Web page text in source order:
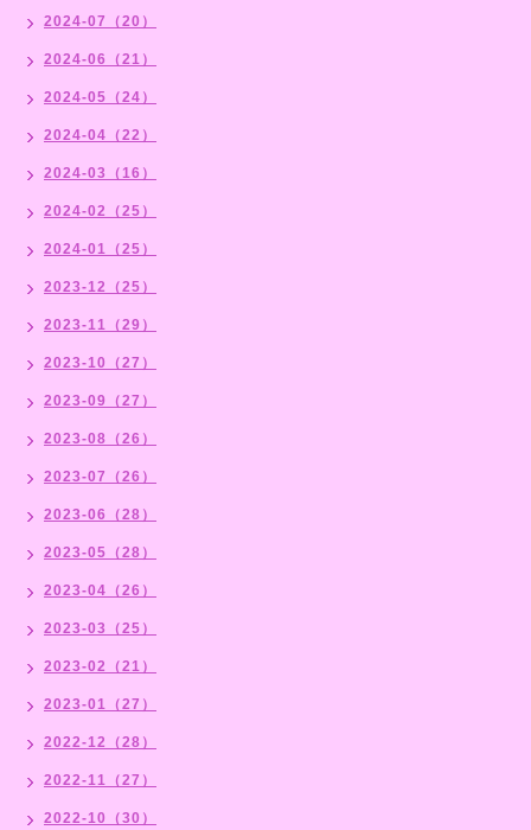
2024-07（20）
2024-06（21）
2024-05（24）
2024-04（22）
2024-03（16）
2024-02（25）
2024-01（25）
2023-12（25）
2023-11（29）
2023-10（27）
2023-09（27）
2023-08（26）
2023-07（26）
2023-06（28）
2023-05（28）
2023-04（26）
2023-03（25）
2023-02（21）
2023-01（27）
2022-12（28）
2022-11（27）
2022-10（30）